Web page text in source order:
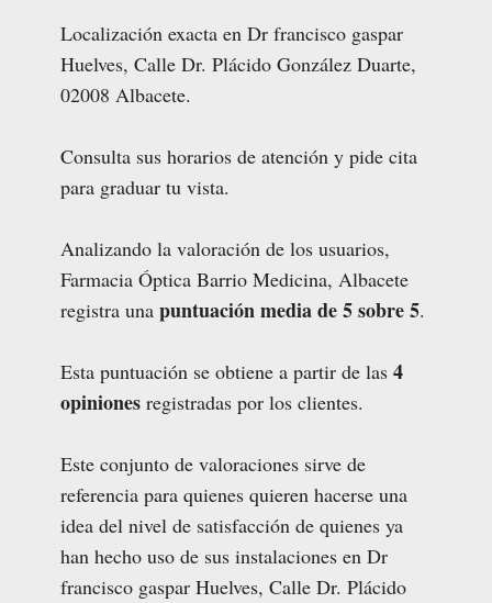
Localización exacta en Dr francisco gaspar
Huelves, Calle Dr. Plácido González Duarte,
02008 Albacete.
Consulta sus horarios de atención y pide cita
para graduar tu vista.
Analizando la valoración de los usuarios,
Farmacia Óptica Barrio Medicina, Albacete
registra una puntuación media de 5 sobre 5.
Esta puntuación se obtiene a partir de las 4
opiniones registradas por los clientes.
Este conjunto de valoraciones sirve de
referencia para quienes quieren hacerse una
idea del nivel de satisfacción de quienes ya
han hecho uso de sus instalaciones en Dr
francisco gaspar Huelves, Calle Dr. Plácido